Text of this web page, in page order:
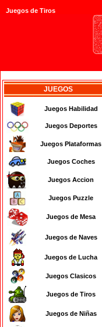
Juegos de Tiros
JUEGOS
Juegos Habilidad
Juegos Deportes
Juegos Plataformas
Juegos Coches
Juegos Accion
Juegos Puzzle
Juegos de Mesa
Juegos de Naves
Juegos de Lucha
Juegos Clasicos
Juegos de Tiros
Juegos de Niñas